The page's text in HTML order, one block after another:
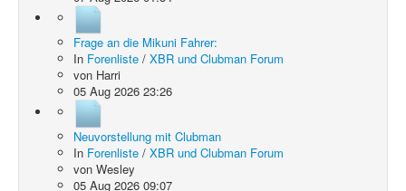
Frage an die Mikuni Fahrer:
In Forenliste / XBR und Clubman Forum
von Harri
05 Aug 2026 23:26
Neuvorstellung mit Clubman
In Forenliste / XBR und Clubman Forum
von Wesley
05 Aug 2026 09:07